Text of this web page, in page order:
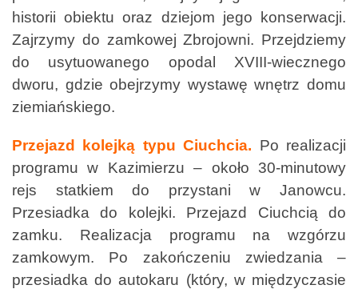
historii obiektu oraz dziejom jego konserwacji.
Zajrzymy do zamkowej Zbrojowni. Przejdziemy
do usytuowanego opodal XVIII-wiecznego
dworu, gdzie obejrzymy wystawę wnętrz domu
ziemiańskiego.
Przejazd kolejką typu Ciuchcia. Po realizacji
programu w Kazimierzu – około 30-minutowy
rejs statkiem do przystani w Janowcu.
Przesiadka do kolejki. Przejazd Ciuchcią do
zamku. Realizacja programu na wzgórzu
zamkowym. Po zakończeniu zwiedzania –
przesiadka do autokaru (który, w międzyczasie